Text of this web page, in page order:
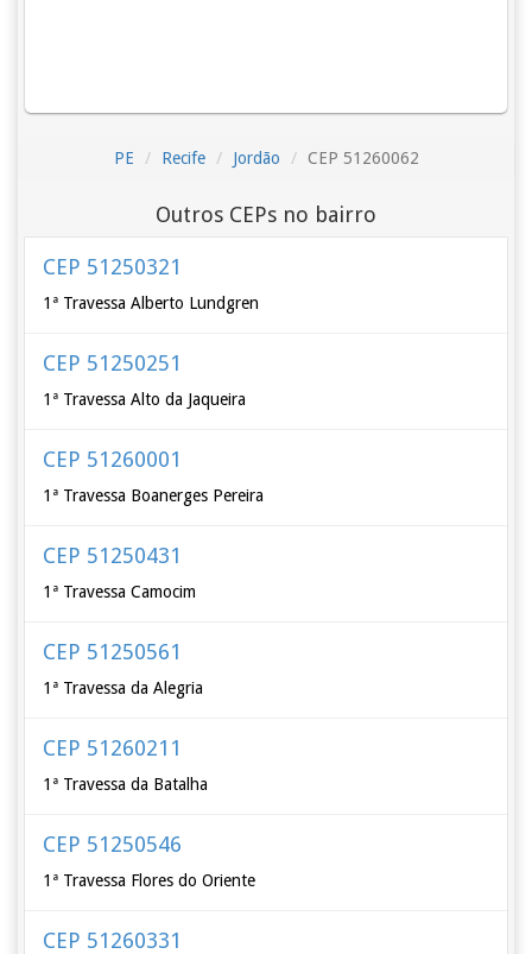
PE Recife Jordão CEP 51260062
Outros CEPs no bairro
CEP 51250321
1ª Travessa Alberto Lundgren
CEP 51250251
1ª Travessa Alto da Jaqueira
CEP 51260001
1ª Travessa Boanerges Pereira
CEP 51250431
1ª Travessa Camocim
CEP 51250561
1ª Travessa da Alegria
CEP 51260211
1ª Travessa da Batalha
CEP 51250546
1ª Travessa Flores do Oriente
CEP 51260331